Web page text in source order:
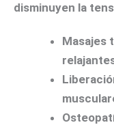
disminuyen la
Masajes